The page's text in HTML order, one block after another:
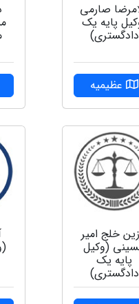
صارمی
پایه یک
دادگستری)
عظیمیه
خلج امیر
(وکیل
پایه یک
دادگستری)